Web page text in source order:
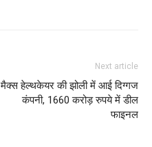
Next article
मैक्स हेल्थकेयर की झोली में आई दिग्गज
कंपनी, 1660 करोड़ रुपये में डील
फाइनल